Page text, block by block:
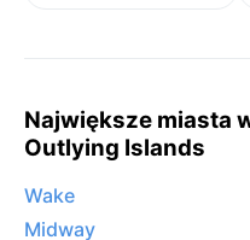
Największe miasta
Outlying Islands
Wake
Midway